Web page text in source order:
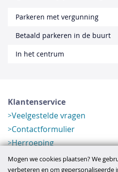
Parkeren met vergunning
Betaald parkeren in de buurt
In het centrum
Klantenservice
Veelgestelde vragen
Contactformulier
Herroeping
Over ons
Mogen we cookies plaatsen? We
verbeteren en om